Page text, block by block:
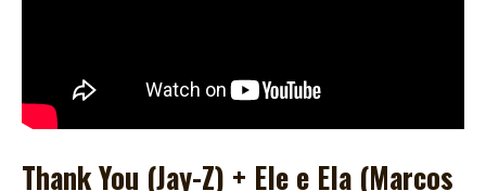
Thank You (Jay-Z) + Ele e Ela (Marcos